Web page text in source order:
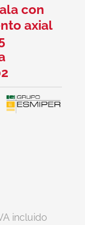
con
axial
incluido